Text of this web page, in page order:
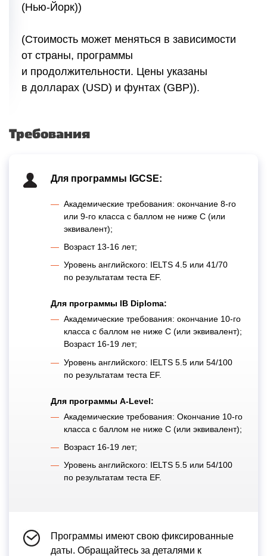
(Нью-Йорк))
(Стоимость может меняться в зависимости
от страны, программы
и продолжительности. Цены указаны
в долларах (USD) и фунтах (GBP)).
Требования
Для программы IGCSE:
Академические требования: окончание8-го
или9-го класса с баллом не ниже С (или
эквивалент);
Возраст 13-16 лет;
Уровень английского: IELTS 4.5 или 41/70
по результатам теста EF.
Для программы IB Diploma:
Академические требования: окончание 10-го
класса с баллом не ниже С (или эквивалент);
Возраст 16-19 лет;
Уровень английского: IELTS 5.5 или 54/100
по результатам теста EF.
Для программы A-Level:
Академические требования: Окончание 10-го
класса с баллом не ниже С (или эквивалент);
Возраст 16-19 лет;
Уровень английского: IELTS 5.5 или 54/100
по результатам теста EF.
Программы имеют свою фиксированные
даты. Обращайтесь за деталями к